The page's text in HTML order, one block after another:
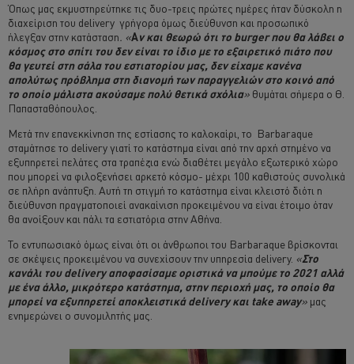
Όπως μας εκμυστηρεύτηκε τις δυο-τρεις πρώτες ημέρες ήταν δύσκολη η
διαχείριση του delivery γρήγορα όμως διεύθυνση και προσωπικό
ήλεγξαν στην κατάσταση. «Αν και θεωρώ ότι το burger που θα λάβει ο
κόσμος στο σπίτι του δεν είναι το ίδιο με το εξαιρετικό πιάτο που
θα γευτεί στη σάλα του εστιατορίου μας, δεν είχαμε κανένα
απολύτως πρόβλημα στη διανομή των παραγγελιών στο κοινό από
το οποίο μάλιστα ακούσαμε πολύ θετικά σχόλια» θυμάται σήμερα ο Θ.
Παπασταθόπουλος.
Μετά την επανεκκίνηση της εστίασης το καλοκαίρι, το Barbaraque
σταμάτησε το delivery γιατί το κατάστημα είναι από την αρχή στημένο να
εξυπηρετεί πελάτες στα τραπέζια ενώ διαθέτει μεγάλο εξωτερικό χώρο
που μπορεί να φιλοξενήσει αρκετό κόσμο- μέχρι 100 καθιστούς συνολικά
σε πλήρη ανάπτυξη. Αυτή τη στιγμή το κατάστημα είναι κλειστό διότι η
διεύθυνση πραγματοποιεί ανακαίνιση προκειμένου να είναι έτοιμο όταν
θα ανοίξουν και πάλι τα εστιατόρια στην Αθήνα.
Το εντυπωσιακό όμως είναι ότι οι άνθρωποι του Barbaraque βρίσκονται
σε σκέψεις προκειμένου να συνεχίσουν την υπηρεσία delivery. «Στο
κανάλι του delivery αποφασίσαμε οριστικά να μπούμε το 2021 αλλά
με ένα άλλο, μικρότερο κατάστημα, στην περιοχή μας, το οποίο θα
μπορεί να εξυπηρετεί αποκλειστικά delivery και take away» μας
ενημερώνει ο συνομιλητής μας.